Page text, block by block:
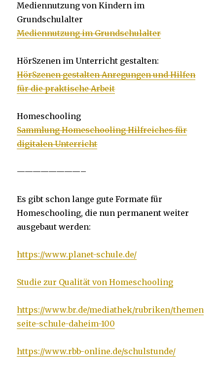
Mediennutzung von Kindern im
Grundschulalter
Mediennutzung im Grundschulalter
HörSzenen im Unterricht gestalten:
HörSzenen gestalten Anregungen und Hilfen
für die praktische Arbeit
Homeschooling
Sammlung Homeschooling Hilfreiches für
digitalen Unterricht
————————–
Es gibt schon lange gute Formate für
Homeschooling, die nun permanent weiter
ausgebaut werden:
https://www.planet-schule.de/
Studie zur Qualität von Homeschooling
https://www.br.de/mediathek/rubriken/themen
seite-schule-daheim-100
https://www.rbb-online.de/schulstunde/